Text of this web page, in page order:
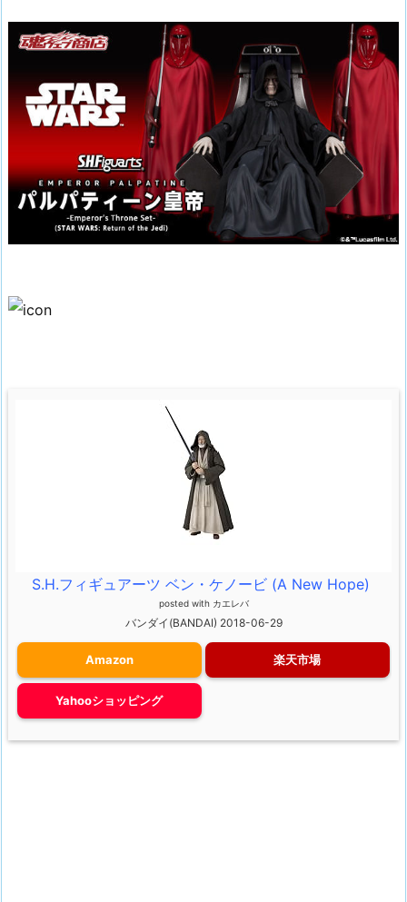
S.H.フィギュアーツ ベン・ケノービ (A New Hope)
posted with カエレバ
バンダイ(BANDAI) 2018-06-29
Amazon 楽天市場
Yahooショッピング